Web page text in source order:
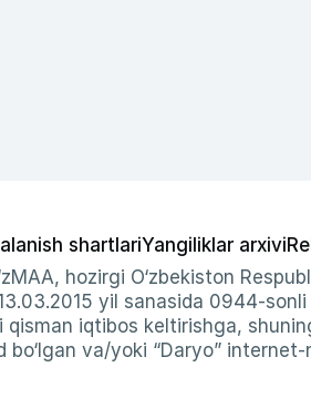
shartlariYangiliklar arxivi
hozirgi O‘zbekiston
yil sanasida 0944-
qisman iqtibos keltirishga,
va/yoki “Daryo”